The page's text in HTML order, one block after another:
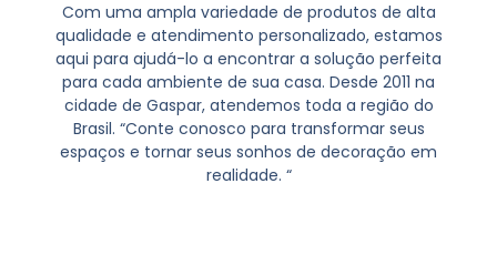
Com uma ampla variedade de produtos de alta
qualidade e atendimento personalizado, estamos
aqui para ajudá-lo a encontrar a solução perfeita
para cada ambiente de sua casa. Desde 2011 na
cidade de Gaspar, atendemos toda a região do
Brasil. “Conte conosco para transformar seus
espaços e tornar seus sonhos de decoração em
realidade. “